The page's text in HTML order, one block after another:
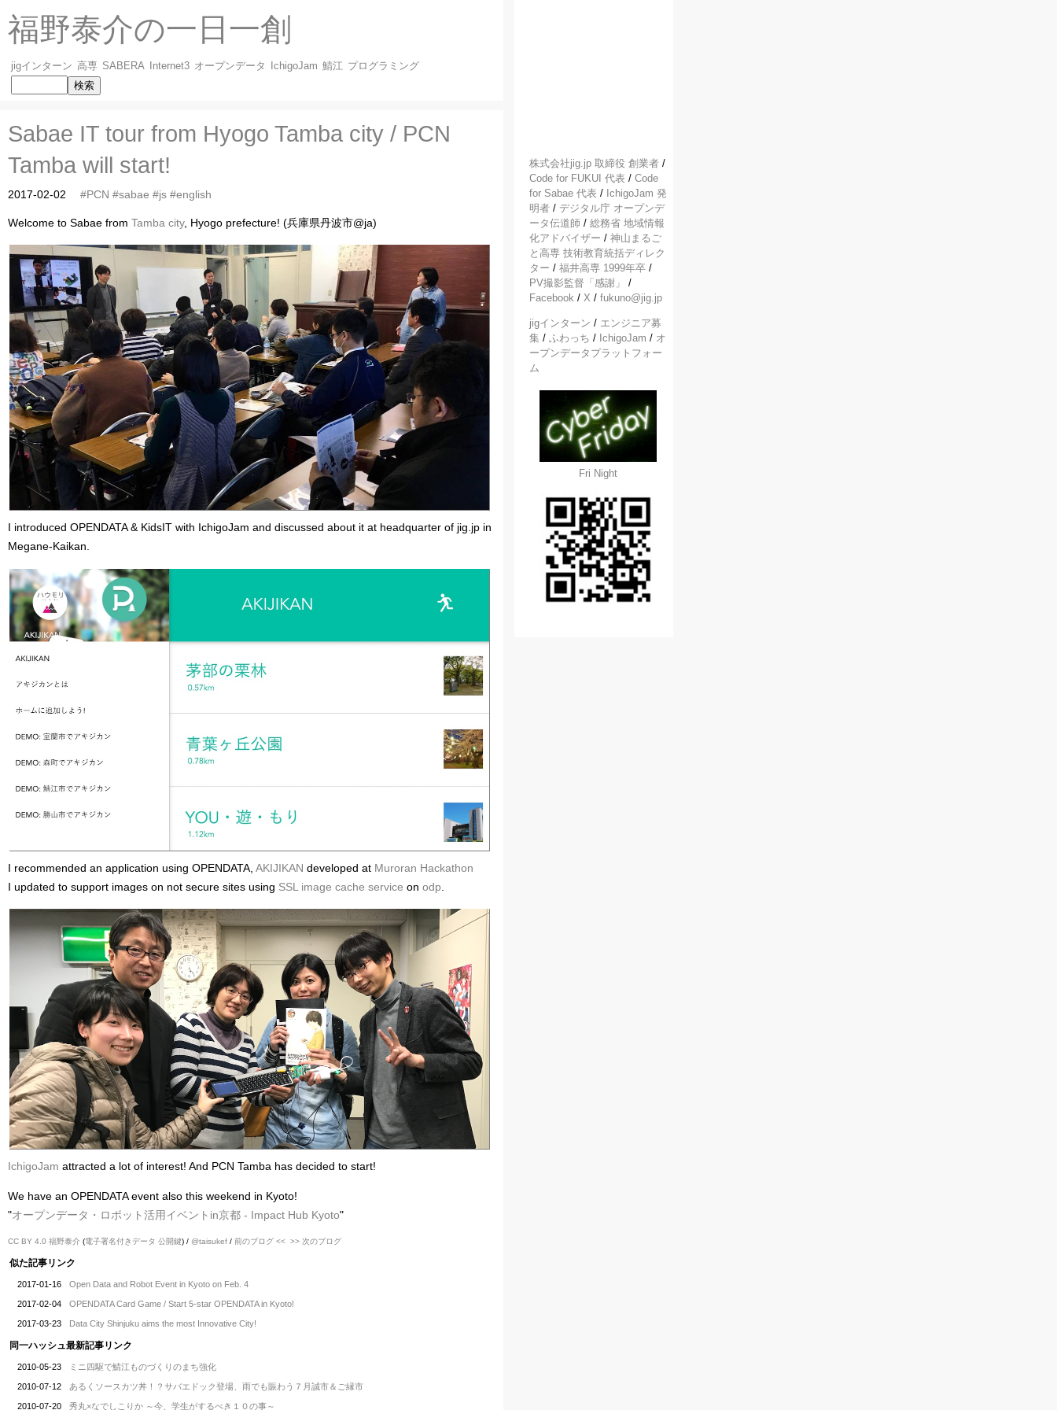
福野泰介の一日一創
jigインターン 高専 SABERA Internet3 オープンデータ IchigoJam 鯖江 プログラミング
Sabae IT tour from Hyogo Tamba city / PCN
Tamba will start!
2017-02-02 #PCN #sabae #js #english
Welcome to Sabae from Tamba city, Hyogo prefecture! (兵庫県丹波市@ja)
I introduced OPENDATA & KidsIT with IchigoJam and discussed about it at headquarter of jig.jp in
Megane-Kaikan.
I recommended an application using OPENDATA, AKIJIKAN developed at Muroran Hackathon
I updated to support images on not secure sites using SSL image cache service on odp
IchigoJam attracted a lot of interest! And PCN Tamba has decided to start!
We have an OPENDATA event also this weekend in Kyoto!
"オープンデータ・ロボット活用イベントin京都 - Impact Hub Kyoto"
CC BY 4.0 福野泰介 (電子署名付きデータ 公開鍵) / @taisukef / 前のブログ << >> 次のブログ
似た記事リンク
2017-01-16 Open Data and Robot Event in Kyoto on Feb. 4
2017-02-04 OPENDATA Card Game / Start 5-star OPENDATA in Kyoto!
2017-03-23 Data City Shinjuku aims the most Innovative City!
同一ハッシュ最新記事リンク
2010-05-23 ミニ四駆で鯖江ものづくりのまち強化
2010-07-12 あるくソースカツ丼！？サバエドック登場、雨でも賑わう７月誠市＆ご縁市
2010-07-20 秀丸×なでしこりか ～今、学生がするべき１０の事～
株式会社jig.jp 取締役 創業者 /
Code for FUKUI 代表 / Code
for Sabae 代表 / IchigoJam 発
明者 / デジタル庁 オープンデ
ータ伝道師 / 総務省 地域情報
化アドバイザー / 神山まるご
と高専 技術教育統括ディレク
ター / 福井高専 1999年卒 /
PV撮影監督「感謝」
/
Facebook / X / fukuno@jig.jp
jigインターン / エンジニア募
集 / ふわっち / IchigoJam / オ
ープンデータプラットフォー
ム
Fri Night